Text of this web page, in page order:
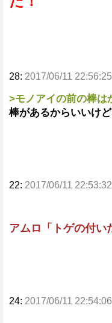
28: 2017/06/11
>モノアイの前の棒は
棒があるからいいけ
22: 2017/06/11
アムロ「トゲの付い
24: 2017/06/11